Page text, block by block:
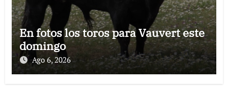
En fotos los toros para Vauvert este
domingo
Ago 6, 2026